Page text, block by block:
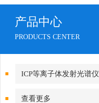
产品中心
PRODUCTS CENTER
ICP等离子体发射光谱仪
查看更多